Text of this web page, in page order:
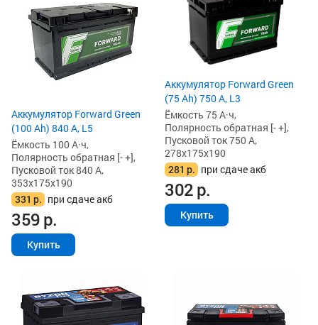
Аккумулятор Forward Green
(100 Ah) 840 А, L5
Ёмкость 100 А·ч,
Полярность обратная [- +],
Пусковой ток 840 А,
353x175x190
331 р. при сдаче акб
359р.
Купить
Аккумулятор Forward Green
(75 Ah) 750 А, L3
Ёмкость 75 А·ч,
Полярность обратная [- +],
Пусковой ток 750 А,
278x175x190
281 р. при сдаче акб
302р.
Купить